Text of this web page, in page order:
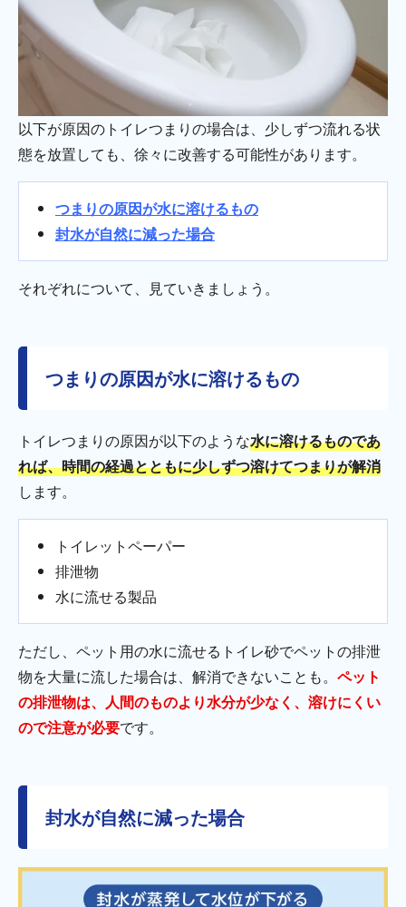
以下が原因のトイレつまりの場合は、少しずつ流れる状
態を放置しても、徐々に改善する可能性があります。
つまりの原因が水に溶けるもの
封水が自然に減った場合
それぞれについて、見ていきましょう。
つまりの原因が水に溶けるもの
トイレつまりの原因が以下のような水に溶けるものであ
れば、時間の経過とともに少しずつ溶けてつまりが解消
します。
トイレットペーパー
排泄物
水に流せる製品
ただし、ペット用の水に流せるトイレ砂でペットの排泄
物を大量に流した場合は、解消できないことも。 ペット
の排泄物は、人間のものより水分が少なく、溶けにくい
ので注意が必要です。
封水が自然に減った場合